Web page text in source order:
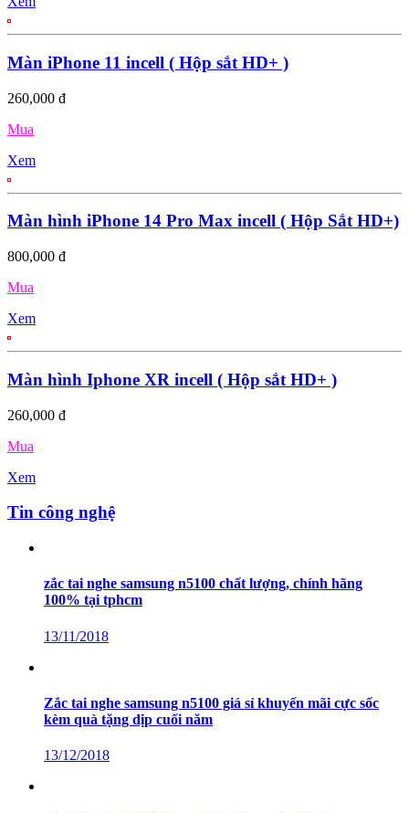
Màn iPhone 11 incell ( Hộp sắt HD+ )
260,000 đ
Mua
Xem
Màn hình iPhone 14 Pro Max incell ( Hộp Sắt HD+)
800,000 đ
Mua
Xem
Màn hình Iphone XR incell ( Hộp sắt HD+ )
260,000 đ
Mua
Xem
Tin công nghệ
zắc tai nghe samsung n5100 chất lượng, chính hãng
100% tại tphcm
13/11/2018
Zắc tai nghe samsung n5100 giá sỉ khuyến mãi cực sốc
kèm quà tặng dịp cuối năm
13/12/2018